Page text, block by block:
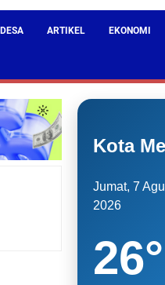
DESA ARTIKEL EKONOMI
Kota
Jumat, 7
2026
26°